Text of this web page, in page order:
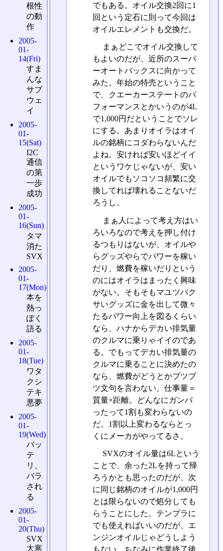
でもある。オイル交換2回に1
回という定石に則って今回は
オイルエレメントも交換だ。
まぁどこでオイル交換して
もよいのだが、近所のスーパ
ーオートバックスに向かって
みた。年始の特売ということ
で、クエーカーステートのパ
フォーマンスとかいうのが4L
で1,000円だということでソレ
にする。あまりオイラはオイ
ルの銘柄にコダわらないんだ
よね。安ければ安いほどイイ
というワケじゃないが、安い
オイルでもソコソコ頻繁に交
換してれば壊れることないだ
ろうし。
まぁ人によって考え方はい
ろいろなので考えを押し付け
るつもりはないが、オイルや
らグッズやらでパワーを稼い
だり、燃費を稼いだりという
のにはオイラはまったく興味
がない。そもそもマユツバク
サいグッズに金を出して微々
たるパワー向上を図るくらい
なら、ハナからデカい排気量
のクルマに乗りゃイイのであ
る。でもってデカい排気量の
クルマに乗ることに決めたの
なら、燃費がどうとかブツブ
ツ文句を言わない。仕事量＝
質量×距離。どんなにガンバ
ったって1割も変わらないの
だ。1割以上変わるならとっ
くにメーカがやってるさ。
SVXのオイル量は6Lという
ことで、余った2Lを持って帰
ろうかとも思ったのだが、次
に同じ銘柄のオイルが1,000円
とは限らないので処分しても
らうことにした。テンプラに
でも使えればいいのだが、エ
ンジンオイルじゃどうしよう
もない。ちなみに作業終了後
根性
の動
作
2005-
01-
14(Fri)
すま
んな
サブ
ウェ
イ
2005-
01-
15(Sat)
I2C
通信
の第
一歩
成功
2005-
01-
16(Sun)
タマ
消た
SVX
2005-
01-
17(Mon)
本を
熱っ
ぽく
語る
2005-
01-
18(Tue)
ワタ
クシ
テキ
悪夢
2005-
01-
19(Wed)
バッ
テ
リ、
バラ
され
る
2005-
01-
20(Thu)
SVX
大寒